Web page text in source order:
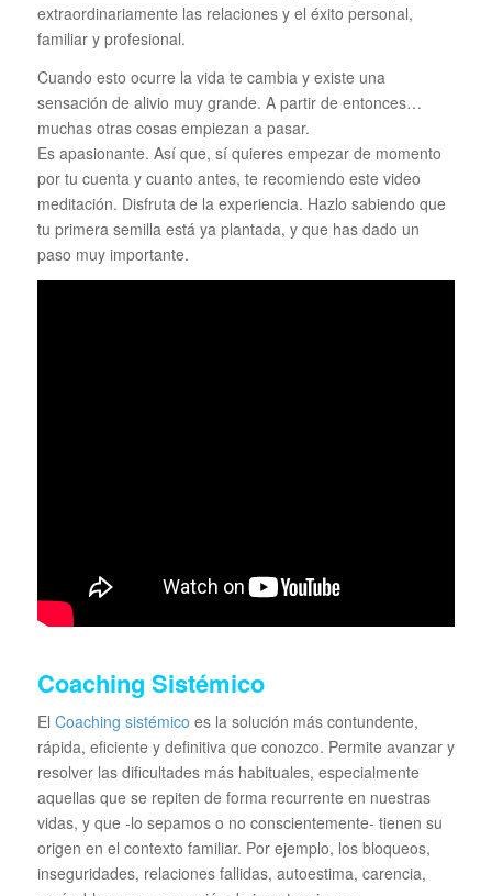
extraordinariamente las relaciones y el éxito personal,
familiar y profesional.
Cuando esto ocurre la vida te cambia y existe una
sensación de alivio muy grande. A partir de entonces…
muchas otras cosas empiezan a pasar.
Es apasionante. Así que, sí quieres empezar de momento
por tu cuenta y cuanto antes, te recomiendo este video
meditación. Disfruta de la experiencia. Hazlo sabiendo que
tu primera semilla está ya plantada, y que has dado un
paso muy importante.
Coaching Sistémico
El Coaching sistémico es la solución más contundente,
rápida, eficiente y definitiva que conozco. Permite avanzar y
resolver las dificultades más habituales, especialmente
aquellas que se repiten de forma recurrente en nuestras
vidas, y que -lo sepamos o no conscientemente- tienen su
origen en el contexto familiar. Por ejemplo, los bloqueos,
inseguridades, relaciones fallidas, autoestima, carencia,